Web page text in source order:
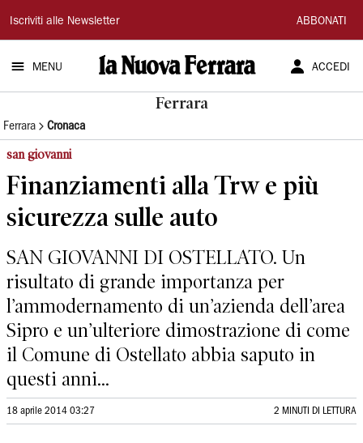
La
Nuova
Ferrara
Iscriviti alle Newsletter ABBONATI
MENU ACCEDI
Ferrara
Ferrara Cronaca
san giovanni
Finanziamenti alla Trw e più
sicurezza sulle auto
SAN GIOVANNI DI OSTELLATO. Un
risultato di grande importanza per
l’ammodernamento di un’azienda dell’area
Sipro e un’ulteriore dimostrazione di come
il Comune di Ostellato abbia saputo in
questi anni...
18 aprile 2014 03:27 2 MINUTI DI LETTURA